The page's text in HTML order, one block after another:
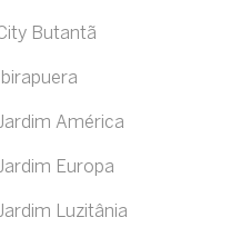
Butantã
Ibirapuera
América
Europa
Luzitânia